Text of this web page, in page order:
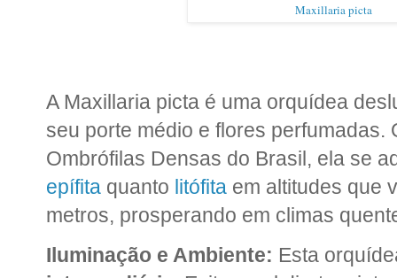
Maxillaria picta
A Maxillaria picta é uma orquídea
seu porte médio e flores perfumadas.
Ombrófilas Densas do Brasil, ela se
epífita quanto litófita em altitudes que
metros, prosperando em climas
Iluminação e Ambiente: Esta